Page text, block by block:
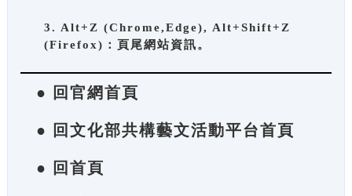
3. Alt+Z (Chrome,Edge), Alt+Shift+Z
(Firefox)：頁尾網站資訊。
● 回官網首頁
● 回文化部共構藝文活動平台首頁
● 回首頁